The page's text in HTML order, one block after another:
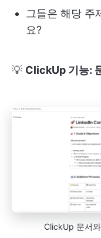
그들은 해당 주
요?
💡 ClickUp 기능:
ClickUp 문서